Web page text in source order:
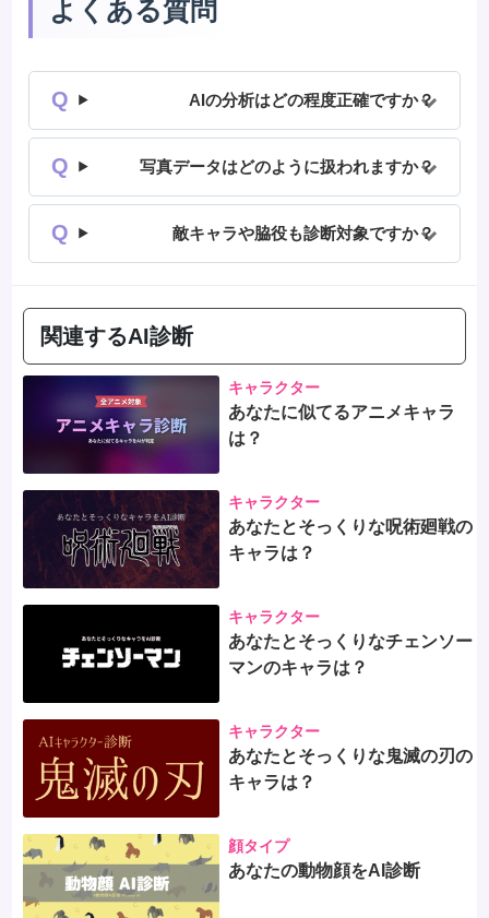
よくある質問
AIの分析はどの程度正確ですか？
写真データはどのように扱われますか？
敵キャラや脇役も診断対象ですか？
関連するAI診断
キャラクター
あなたに似てるアニメキャラ
は？
キャラクター
あなたとそっくりな呪術廻戦の
キャラは？
キャラクター
あなたとそっくりなチェンソー
マンのキャラは？
キャラクター
あなたとそっくりな鬼滅の刃の
キャラは？
顔タイプ
あなたの動物顔をAI診断